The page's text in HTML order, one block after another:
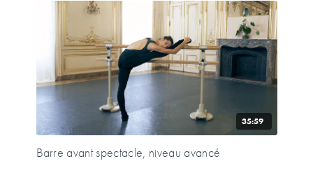
35:59
Barre avant spectacle, niveau avancé